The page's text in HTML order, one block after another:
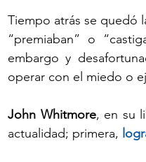
Tiempo atrás se quedó
“premiaban” o
embargo y
operar con el miedo o
John Whitmore, en su
actualidad; primera,